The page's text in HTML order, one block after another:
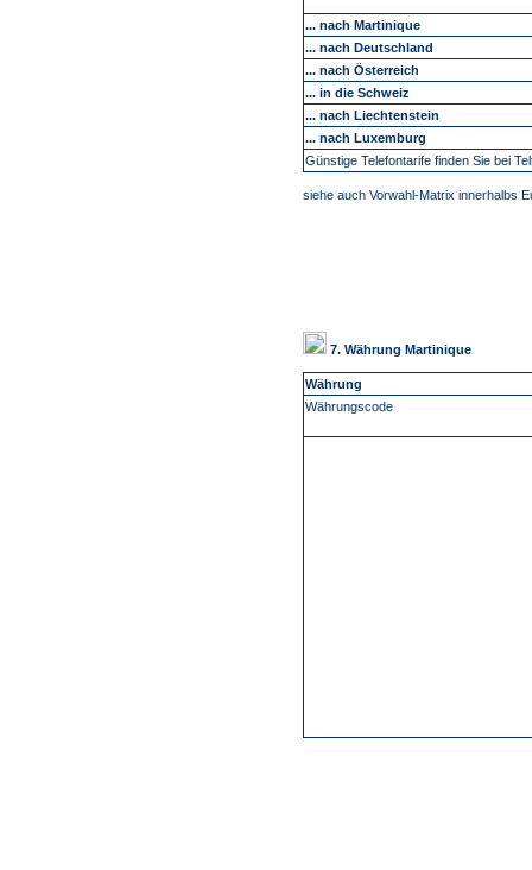
... nach Martinique
... nach Deutschland
... nach Österreich
... in die Schweiz
... nach Liechtenstein
... nach Luxemburg
Günstige Telefontarife finden Sie bei
siehe auch Vorwahl-Matrix innerhalbs
7. Währung Martinique
Währung
Währungscode